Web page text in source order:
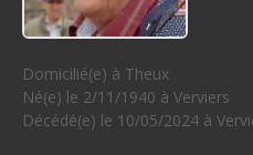
Domicilié(e) à Theux
Né(e) le 2/11/1940 à Verviers
Décédé(e) le 10/05/2024 à